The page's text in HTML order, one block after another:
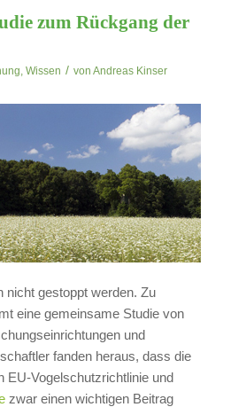
zum Rückgang der
, Wissen / von Andreas Kinser
nicht gestoppt werden. Zu
eine gemeinsame Studie von
und
fanden heraus, dass die
EU-Vogelschutzrichtlinie und
zwar einen wichtigen Beitrag